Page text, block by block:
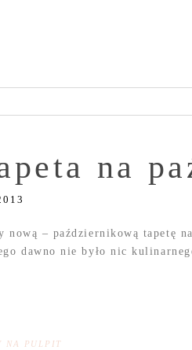
na
– październikową tapetę
dawno nie było nic
NA PULPIT